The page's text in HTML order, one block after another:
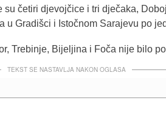
četiri djevojčice i tri dječaka,
u Gradišci i Istočnom Sarajevu po
Trebinje, Bijeljina i Foča nije bilo
TEKST SE NASTAVLJA NAKON OGLASA